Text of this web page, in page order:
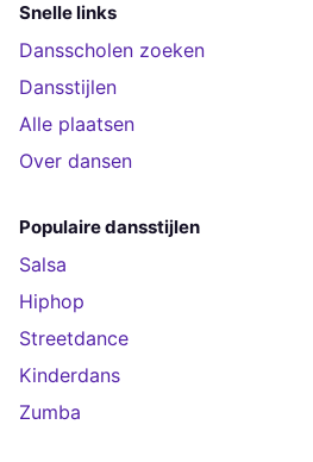
Snelle links
Dansscholen zoeken
Dansstijlen
Alle plaatsen
Over dansen
Populaire dansstijlen
Salsa
Hiphop
Streetdance
Kinderdans
Zumba